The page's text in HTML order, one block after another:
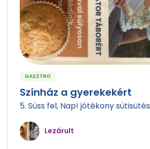
GASZTRO
Színház a gyerekekért
5. Süss fel, Nap! jótékony sütisütés
Lezárult